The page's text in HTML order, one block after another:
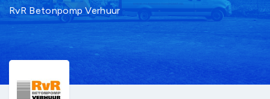
RvR Betonpomp Verhuur